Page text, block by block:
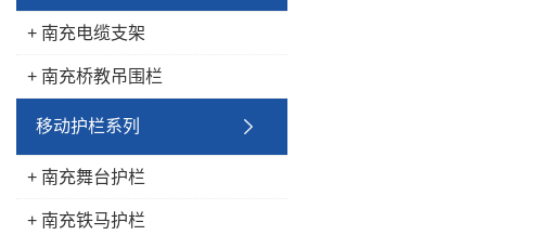
+ 南充电缆支架
+ 南充桥教吊围栏
移动护栏系列
+ 南充舞台护栏
+ 南充铁马护栏